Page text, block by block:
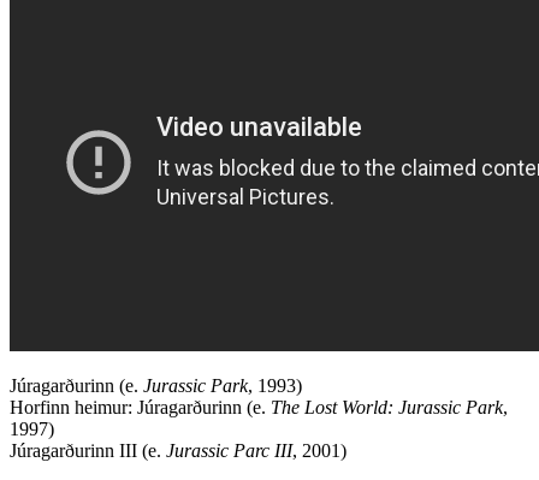
Júragarðurinn (e. Jurassic Park, 1993)
Horfinn heimur: Júragarðurinn (e. The Lost World: Jurassic Park,
1997)
Júragarðurinn III (e. Jurassic Parc III, 2001)